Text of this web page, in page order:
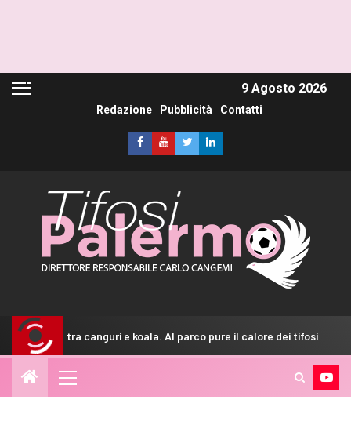
9 Agosto 2026
Redazione Pubblicità Contatti
e koala. Al parco pure il calore dei tifosi GdS –